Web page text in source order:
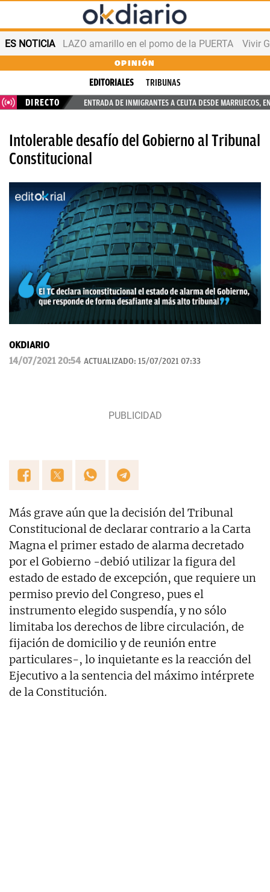
ES NOTICIA LAZO amarillo en el pomo de la PUERTA Vivir
OPINIÓN
EDITORIALES
TRIBUNAS
DIRECTO
ENTRADA DE INMIGRANTES A CEUTA DESDE MARRUECOS,
Intolerable desafío del Gobierno al Tribunal
Constitucional
OKDIARIO
14/07/2021 20:54 ACTUALIZADO: 15/07/2021 07:33
Más grave aún que la decisión del Tribunal
Constitucional de declarar contrario a la Carta
Magna el primer estado de alarma decretado
por el Gobierno -debió utilizar la figura del
estado de estado de excepción, que requiere un
permiso previo del Congreso, pues el
instrumento elegido suspendía, y no sólo
limitaba los derechos de libre circulación, de
fijación de domicilio y de reunión entre
particulares-, lo inquietante es la reacción del
Ejecutivo a la sentencia del máximo intérprete
de la Constitución.